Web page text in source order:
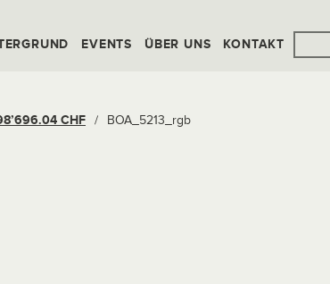
EVENTS ÜBER UNS KONTAKT
CHF / BOA_5213_rgb